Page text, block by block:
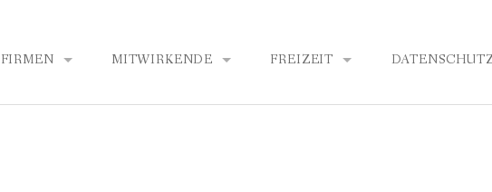
FIRMEN
ARTIF GMBH & CO. KG
MITWIRKENDE
TEILNEHMER
FREIZEIT
STADTFÜHRUNG